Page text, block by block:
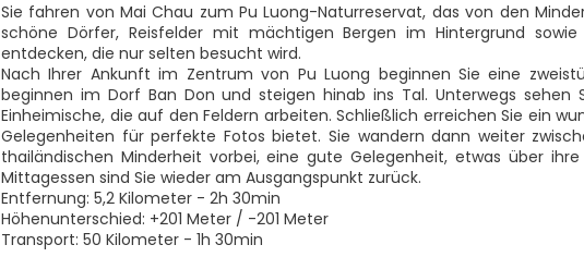
Sie fahren von Mai Chau zum Pu Luong-Naturreservat, das von den
schöne Dörfer, Reisfelder mit mächtigen Bergen im Hintergrund
entdecken, die nur selten besucht wird.
Nach Ihrer Ankunft im Zentrum von Pu Luong beginnen Sie eine
beginnen im Dorf Ban Don und steigen hinab ins Tal. Unterwegs sehen
Einheimische, die auf den Feldern arbeiten. Schließlich erreichen Sie ein
Gelegenheiten für perfekte Fotos bietet. Sie wandern dann weiter
thailändischen Minderheit vorbei, eine gute Gelegenheit, etwas über
Mittagessen sind Sie wieder am Ausgangspunkt zurück.
Entfernung: 5,2 Kilometer - 2h 30min
Höhenunterschied: +201 Meter / -201 Meter
Transport: 50 Kilometer - 1h 30min